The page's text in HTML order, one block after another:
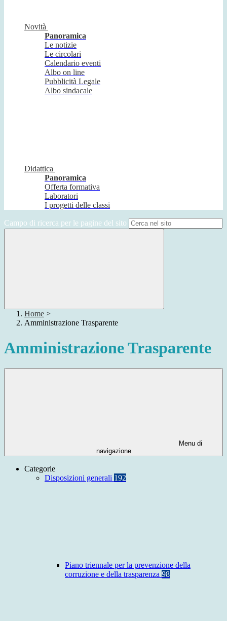
Novità
Panoramica
Le notizie
Le circolari
Calendario eventi
Albo on line
Pubblicità Legale
Albo sindacale
Didattica
Panoramica
Offerta formativa
Laboratori
I progetti delle classi
Campo di ricerca per le pagine del sito
Home >
Amministrazione Trasparente
Amministrazione Trasparente
Menu di
navigazione
Categorie
Disposizioni generali 192
Piano triennale per la prevenzione della
corruzione e della trasparenza 98